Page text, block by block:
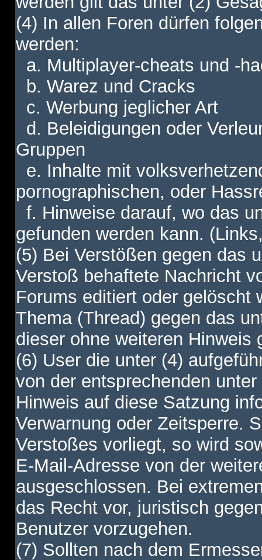
(4) In allen Foren dürfen
werden:
a. Multiplayer-cheats und -
b. Warez und Cracks
c. Werbung jeglicher Art
d. Beleidigungen oder
Gruppen
e. Inhalte mit
pornographischen, oder
f. Hinweise darauf, wo das
gefunden werden kann.
(5) Bei Verstößen gegen das
Verstoß behaftete Nachricht
Forums editiert oder gelöscht
Thema (Thread) gegen das
dieser ohne weiteren Hinweis
(6) User die unter (4)
von der entsprechenden
Hinweis auf diese Satzung
Verwarnung oder Zeitsperre.
Verstoßes vorliegt, so wird
E-Mail-Adresse von der
ausgeschlossen. Bei
das Recht vor, juristisch
Benutzer vorzugehen.
(7) Sollten nach dem